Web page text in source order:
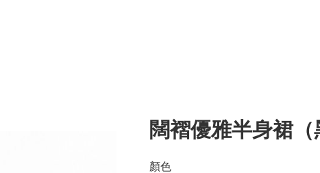
闊褶優雅半身裙（
顏色